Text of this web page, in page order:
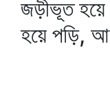
জড়ীভূত হয়ে
হয়ে পড়ি,